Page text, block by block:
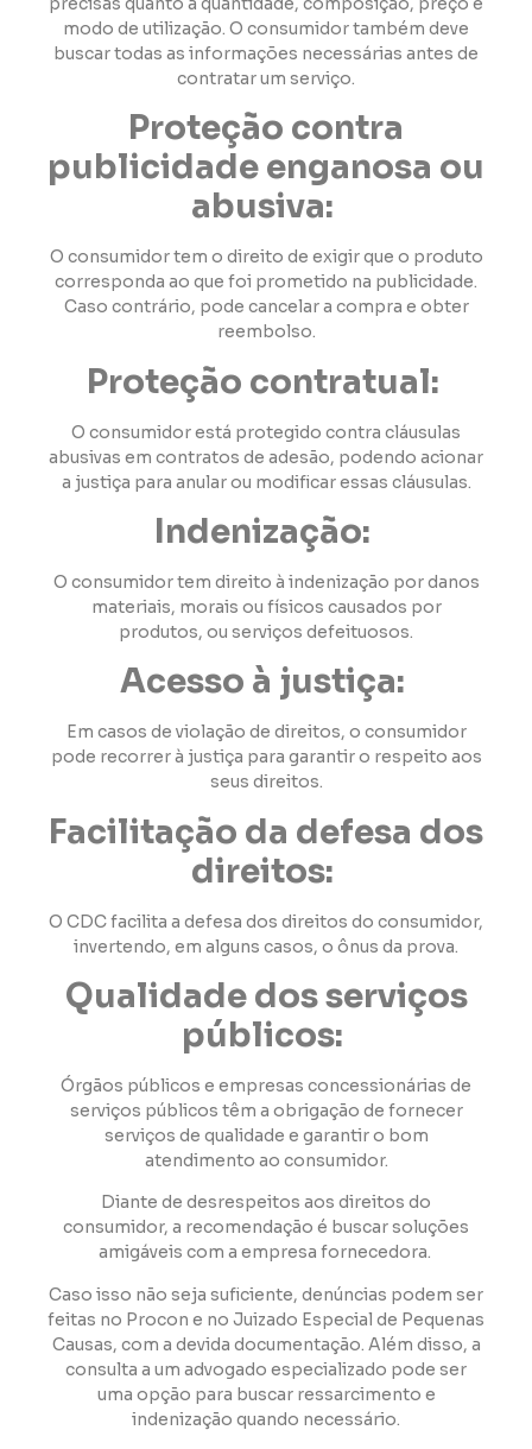
modo de utilização. O consumidor também deve
buscar todas as informações necessárias antes de
contratar um serviço.
Proteção contra
publicidade enganosa ou
abusiva:
O consumidor tem o direito de exigir que o produto
corresponda ao que foi prometido na publicidade.
Caso contrário, pode cancelar a compra e obter
reembolso.
Proteção contratual:
O consumidor está protegido contra cláusulas
abusivas em contratos de adesão, podendo acionar
a justiça para anular ou modificar essas cláusulas.
Indenização:
O consumidor tem direito à indenização por danos
materiais, morais ou físicos causados por
produtos, ou serviços defeituosos.
Acesso à justiça:
Em casos de violação de direitos, o consumidor
pode recorrer à justiça para garantir o respeito aos
seus direitos.
Facilitação da defesa dos
direitos:
O CDC facilita a defesa dos direitos do consumidor,
invertendo, em alguns casos, o ônus da prova.
Qualidade dos serviços
públicos:
Órgãos públicos e empresas concessionárias de
serviços públicos têm a obrigação de fornecer
serviços de qualidade e garantir o bom
atendimento ao consumidor.
Diante de desrespeitos aos direitos do
consumidor, a recomendação é buscar soluções
amigáveis com a empresa fornecedora.
Caso isso não seja suficiente, denúncias podem ser
feitas no Procon e no Juizado Especial de Pequenas
Causas, com a devida documentação. Além disso, a
consulta a um advogado especializado pode ser
uma opção para buscar ressarcimento e
indenização quando necessário.